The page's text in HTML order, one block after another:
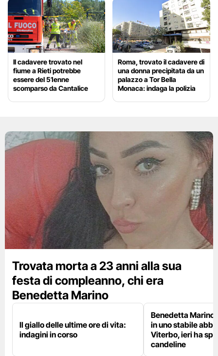
Il cadavere trovato nel
fiume a Rieti potrebbe
essere del 51enne
scomparso da Cantalice
Roma, trovato il cadavere di
una donna precipitata da un
palazzo a Tor Bella
Monaca: indaga la polizia
Trovata morta a 23 anni alla sua
festa di compleanno, chi era
Benedetta Marino
Il giallo delle ultime ore di vita:
indagini in corso
Benedetta Marino
in uno stabile
Viterbo, ieri ha
candeline